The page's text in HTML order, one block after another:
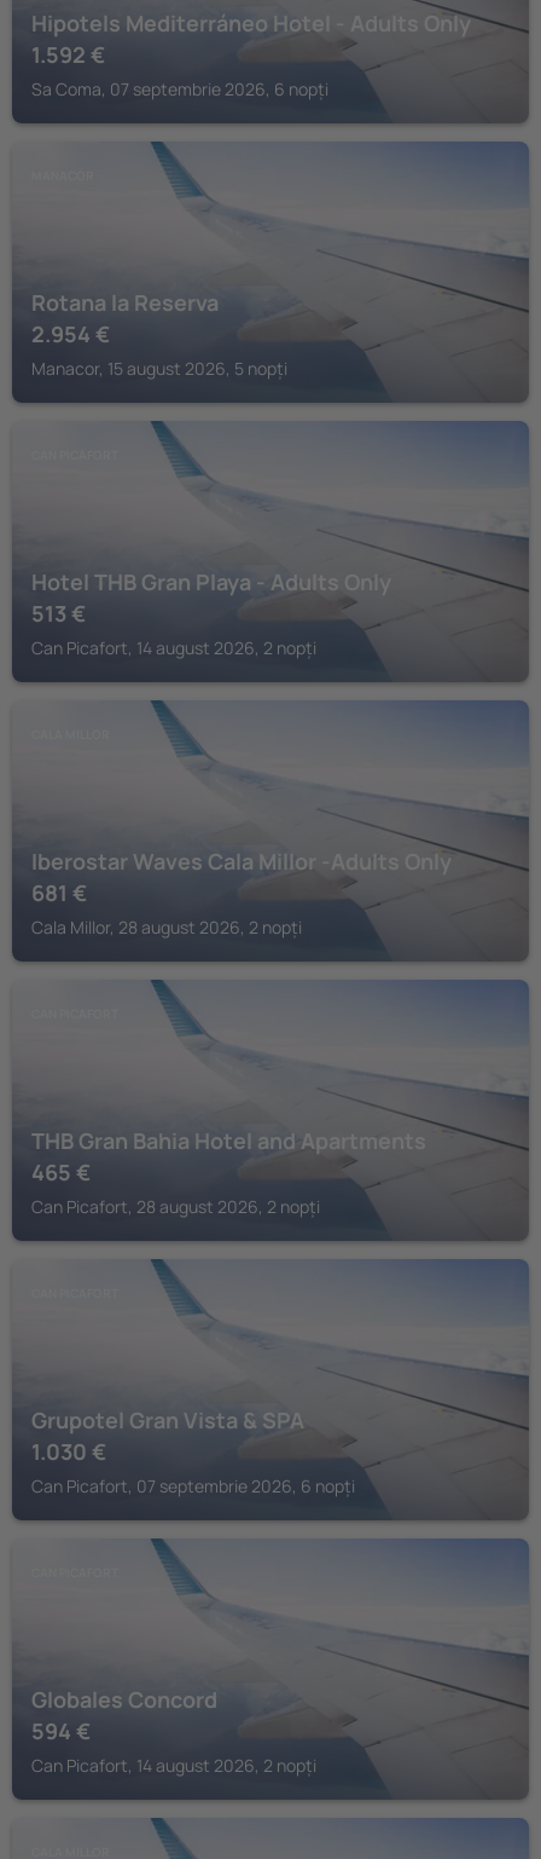
Hipotels Mediterráneo Hotel - Adults Only
1.592 €
Sa Coma, 07 septembrie 2026, 6 nopți
Rotana la Reserva
2.954 €
Manacor, 15 august 2026, 5 nopți
Hotel THB Gran Playa - Adults Only
513 €
Can Picafort, 14 august 2026, 2 nopți
Iberostar Waves Cala Millor -Adults Only
681 €
Cala Millor, 28 august 2026, 2 nopți
THB Gran Bahia Hotel and Apartments
465 €
Can Picafort, 28 august 2026, 2 nopți
Grupotel Gran Vista & SPA
1.030 €
Can Picafort, 07 septembrie 2026, 6 nopți
Globales Concord
594 €
Can Picafort, 14 august 2026, 2 nopți